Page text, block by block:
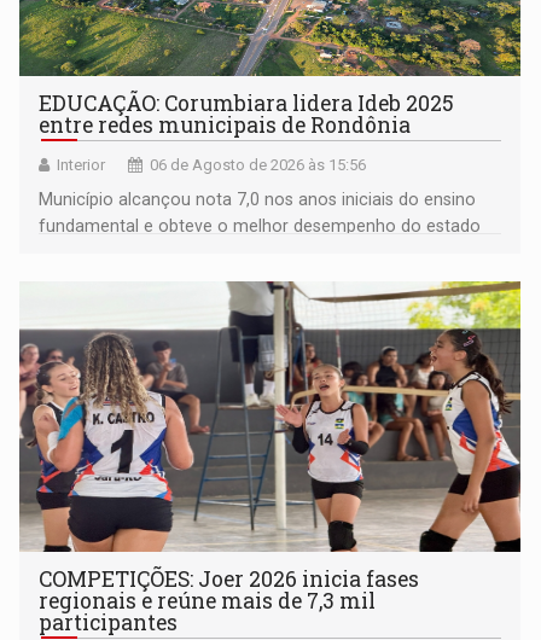
EDUCAÇÃO: Corumbiara lidera Ideb 2025
entre redes municipais de Rondônia
Interior 06 de Agosto de 2026 às 15:56
Município alcançou nota 7,0 nos anos iniciais do ensino
fundamental e obteve o melhor desempenho do estado
COMPETIÇÕES: Joer 2026 inicia fases
regionais e reúne mais de 7,3 mil
participantes